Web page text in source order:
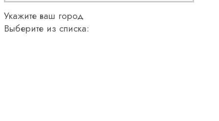
Укажите ваш город
Выберите из списка: